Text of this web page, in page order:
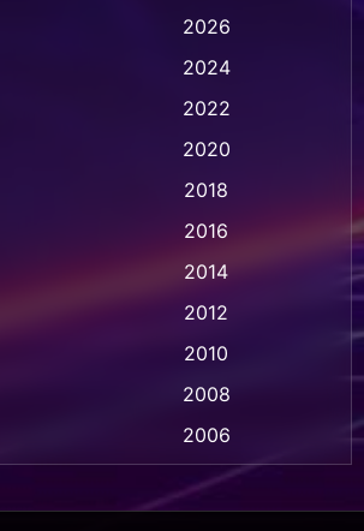
การ์ตูน (28)
แอนิเมชัน (1)
แอนิเมชั่น (1)
a True Story เรื่องจริง(36)
2026
2024
2022
2020
2018
2016
2014
2012
2010
2008
2006
2004
2002